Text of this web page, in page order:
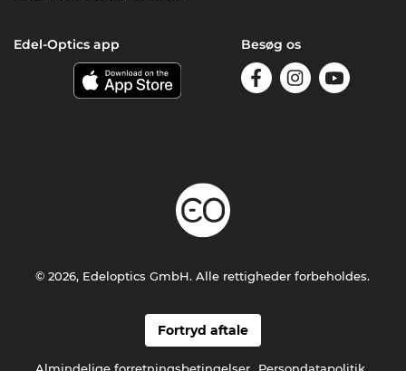
Edel-Optics app Besøg os
Fortryd aftale
© 2026, Edeloptics GmbH. Alle rettigheder forbeholdes.